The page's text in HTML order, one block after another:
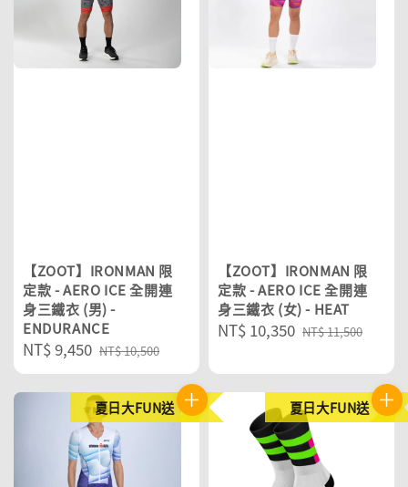
【ZOOT】IRONMAN 限
定款 - AERO ICE 全開連
身三鐵衣 (男) -
ENDURANCE
Sale
price
NT$ 9,450 Regular
price
NT$ 10,500
【ZOOT】IRONMAN 限
定款 - AERO ICE 全開連
身三鐵衣 (女) - HEAT
Sale
NT$ 10,350 Regular
NT$ 11,500
夏日大FUN送 夏日大FUN送